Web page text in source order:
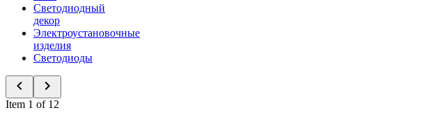
Светодиодный
декор
Электроустановочные
изделия
Светодиоды
Item 1 of 12